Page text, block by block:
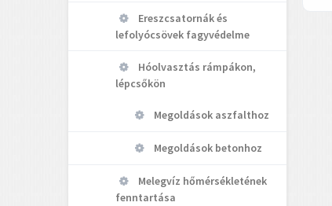
Ereszcsatornák és
lefolyócsövek fagyvédelme
Hóolvasztás rámpákon,
lépcsőkön
Megoldások aszfalthoz
Megoldások betonhoz
Melegvíz hőmérsékletének
fenntartása